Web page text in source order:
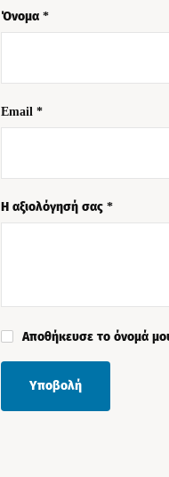
Η αξιολόγησή σας *
Όνομα *
Email *
Αποθήκευσε το όνομά